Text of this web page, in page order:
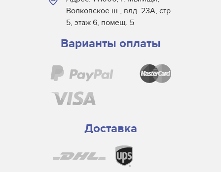
Волковское ш., влд. 23А, стр.
5, этаж 6, помещ. 5
Варианты оплаты
Доставка